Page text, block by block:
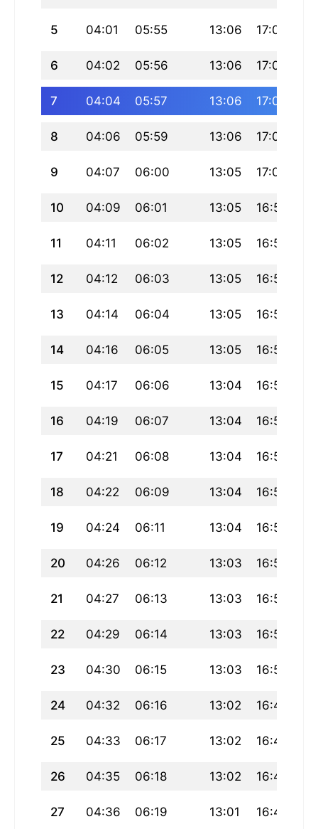
5 04:01 05:55 13:06 17:02
6 04:02 05:56 13:06 17:02
7 04:04 05:57 13:06 17:01
8 04:06 05:59 13:06 17:01
9 04:07 06:00 13:05 17:00
10 04:09 06:01 13:05 16:59
11 04:11 06:02 13:05 16:59
12 04:12 06:03 13:05 16:58
13 04:14 06:04 13:05 16:58
14 04:16 06:05 13:05 16:57
15 04:17 06:06 13:04 16:56
16 04:19 06:07 13:04 16:55
17 04:21 06:08 13:04 16:55
18 04:22 06:09 13:04 16:54
19 04:24 06:11 13:04 16:53
20 04:26 06:12 13:03 16:52
21 04:27 06:13 13:03 16:52
22 04:29 06:14 13:03 16:51
23 04:30 06:15 13:03 16:50
24 04:32 06:16 13:02 16:49
25 04:33 06:17 13:02 16:48
26 04:35 06:18 13:02 16:47
27 04:36 06:19 13:01 16:46